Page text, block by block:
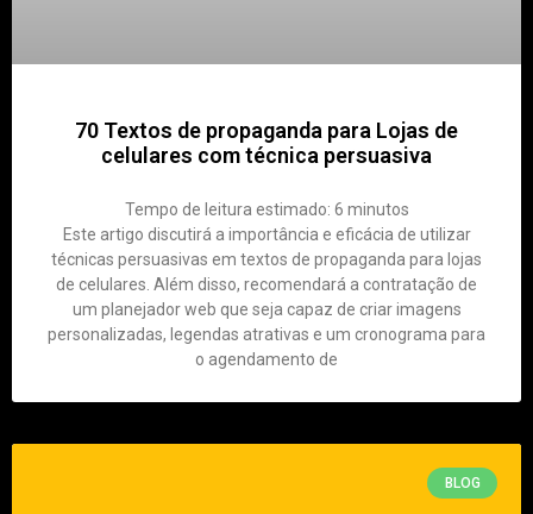
70 Textos de propaganda para Lojas de
celulares com técnica persuasiva
Tempo de leitura estimado: 6 minutos
Este artigo discutirá a importância e eficácia de utilizar
técnicas persuasivas em textos de propaganda para lojas
de celulares. Além disso, recomendará a contratação de
um planejador web que seja capaz de criar imagens
personalizadas, legendas atrativas e um cronograma para
o agendamento de
BLOG